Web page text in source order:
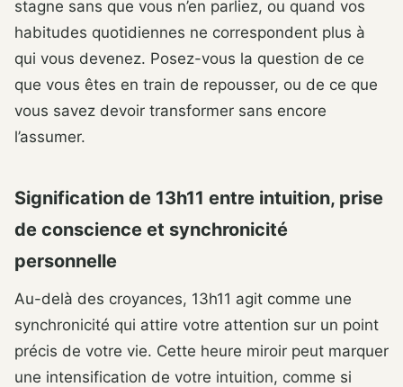
stagne sans que vous n’en parliez, ou quand vos
habitudes quotidiennes ne correspondent plus à
qui vous devenez. Posez-vous la question de ce
que vous êtes en train de repousser, ou de ce que
vous savez devoir transformer sans encore
l’assumer.
Signification de 13h11 entre intuition, prise
de conscience et synchronicité
personnelle
Au-delà des croyances, 13h11 agit comme une
synchronicité qui attire votre attention sur un point
précis de votre vie. Cette heure miroir peut marquer
une intensification de votre intuition, comme si